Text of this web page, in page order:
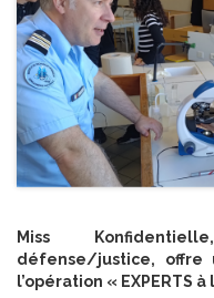
Miss
défense/justice, offre
l’opération « EXPERTS